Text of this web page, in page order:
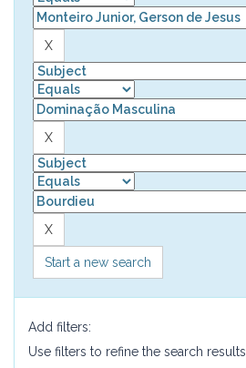
Start a new search
Add filters:
Use filters to refine the search results.